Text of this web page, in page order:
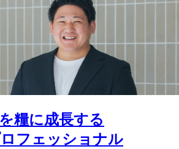
糧に成長する
フェッショナル